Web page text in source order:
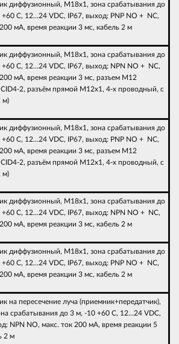
диффузионный, М18х1, зона срабатывания до
+60 С, 12…24 VDC, IP67, выход: PNP NO + NC,
мА, время реакции 3 мс, кабель 2 м
диффузионный, М18х1, зона срабатывания до
+60 С, 12…24 VDC, IP67, выход: NPN NO + NC,
мА, время реакции 3 мс, разъем М12
2, разъём прямой М12х1, 4-х проводный, с
м)
диффузионный, М18х1, зона срабатывания до
+60 С, 12…24 VDC, IP67, выход: PNP NO + NC,
мА, время реакции 3 мс, разъем М12
2, разъём прямой М12х1, 4-х проводный, с
м)
диффузионный, М18х1, зона срабатывания до
+60 С, 12…24 VDC, IP67, выход: NPN NO + NC,
мА, время реакции 3 мс, кабель 2 м
диффузионный, М18х1, зона срабатывания до
+60 С, 12…24 VDC, IP67, выход: PNP NO + NC,
мА, время реакции 3 мс, кабель 2 м
на пересечение луча (приемник+передатчик),
срабатывания до 3 м, -10 +60 С, 12…24 VDC,
NРN NO, макс. ток 200 мА, время реакции 5
2 м